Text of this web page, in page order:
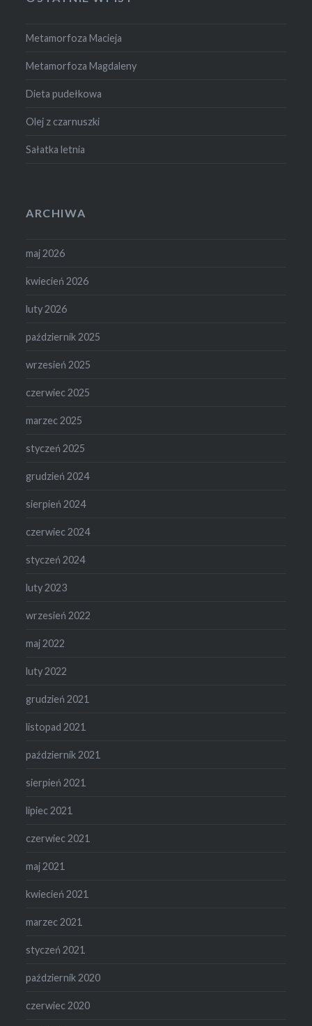
Metamorfoza Macieja
Metamorfoza Magdaleny
Dieta pudełkowa
Olej z czarnuszki
Sałatka letnia
ARCHIWA
maj 2026
kwiecień 2026
luty 2026
październik 2025
wrzesień 2025
czerwiec 2025
marzec 2025
styczeń 2025
grudzień 2024
sierpień 2024
czerwiec 2024
styczeń 2024
luty 2023
wrzesień 2022
maj 2022
luty 2022
grudzień 2021
listopad 2021
październik 2021
sierpień 2021
lipiec 2021
czerwiec 2021
maj 2021
kwiecień 2021
marzec 2021
styczeń 2021
październik 2020
czerwiec 2020